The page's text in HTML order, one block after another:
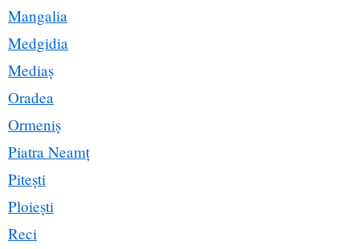
Mangalia
Medgidia
Mediaș
Oradea
Ormeniș
Piatra Neamț
Pitești
Ploiești
Reci